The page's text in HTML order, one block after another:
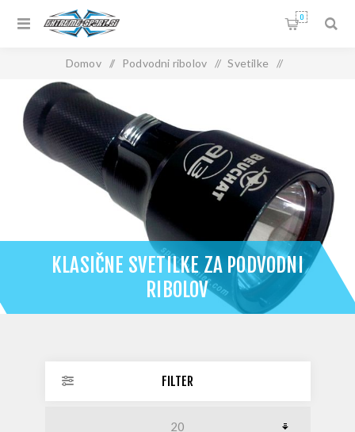
0
Domov / Podvodni ribolov / Svetilke /
Klasične svetilke za podvodni ribolov
KLASIČNE SVETILKE ZA PODVODNI
RIBOLOV
FILTER